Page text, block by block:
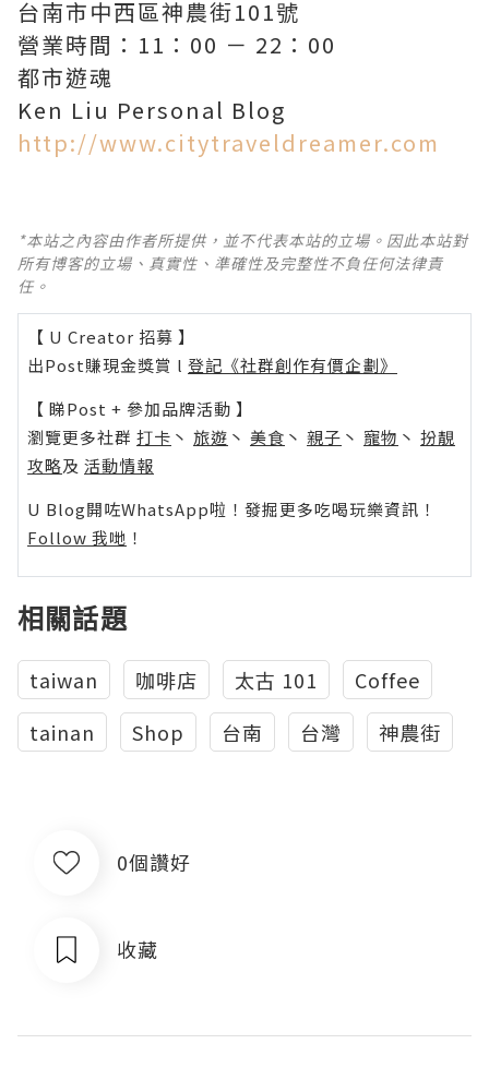
台南市中西區神農街101號
營業時間：11：00 － 22：00
都市遊魂
Ken Liu Personal Blog
http://www.citytraveldreamer.com
*本站之內容由作者所提供，並不代表本站的立場。因此本站對
所有博客的立場、真實性、準確性及完整性不負任何法律責
任。
【 U Creator 招募 】
出Post賺現金獎賞 l 登記《社群創作有價企劃》
【 睇Post + 參加品牌活動 】
瀏覽更多社群 打卡 丶 旅遊 丶 美食 丶 親子 丶 寵物 丶 扮靚
攻略及 活動情報
U Blog開咗WhatsApp啦！發掘更多吃喝玩樂資訊！
Follow 我哋 ！
相關話題
taiwan 咖啡店 太古 101
Coffee
tainan
Shop 台南 台灣 神農街
0個讚好
收藏